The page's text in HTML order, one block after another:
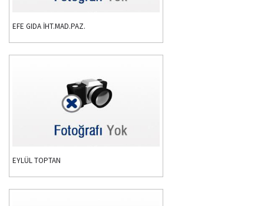
EFE GIDA İHT.MAD.PAZ.
EYLÜL TOPTAN